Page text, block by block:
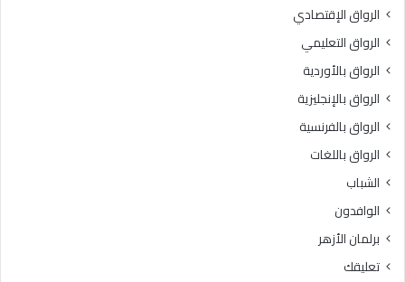
الرواق الإقتصادي
الرواق التعليمي
الرواق بالأوردية
الرواق بالإنجليزية
الرواق بالفرنسية
الرواق باللغات
الشباب
الوافدون
برلمان الأزهر
تعليقك